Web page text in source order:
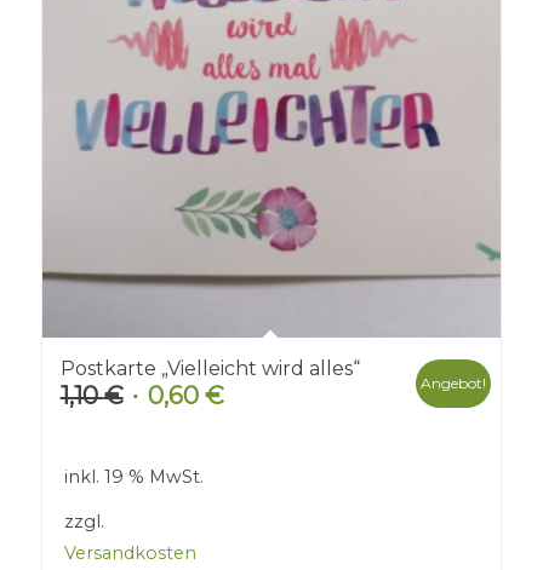
Postkarte „Vielleicht wird alles“
1,10€ Ursprünglicher
1,10 €
0,60 €Aktueller
Angebot!
inkl. 19 % MwSt.
zzgl.
Versandkosten